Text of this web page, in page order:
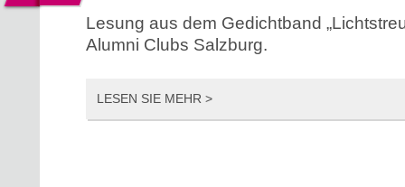
Lesung aus dem Gedichtband
Alumni Clubs Salzburg.
LESEN SIE MEHR >